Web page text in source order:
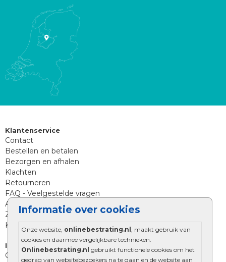
Informatie over cookies
Onze website, onlinebestrating.nl , maakt gebruik van
cookies en daarmee vergelijkbare technieken.
Onlinebestrating.nl gebruikt functionele cookies om het
gedrag van websitebezoekers na te gaan en de website aan
Klantenservice
Contact
Bestellen en betalen
Bezorgen en afhalen
Klachten
Retourneren
FAQ - Veelgestelde vragen
Aanleg tips sierbestrating
Zoekt u iets anders?
Klantenservice
Informatie
Over Onlinebestrating.nl